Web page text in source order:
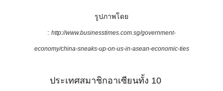
รูปภาพโดย
: http://www.businesstimes.com.sg/government-
economy/china-sneaks-up-on-us-in-asean-economic-ties
ประเทศสมาชิกอาเซียนทั้ง 10